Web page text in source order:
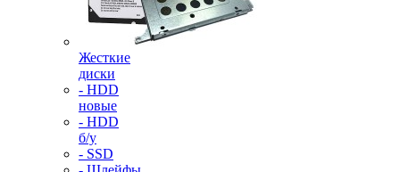
Жесткие
диски
- HDD
новые
- HDD
б/у
- SSD